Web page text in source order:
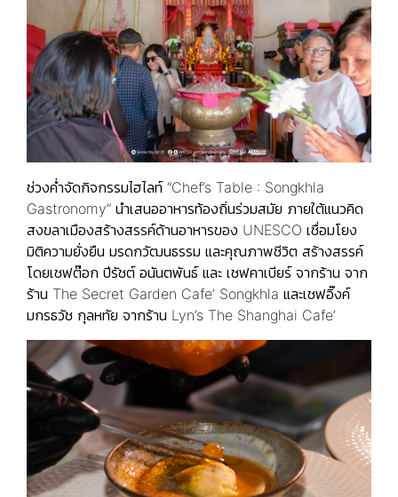
ช่วงค่ำจัดกิจกรรมไฮไลท์ “Chef’s Table : Songkhla
Gastronomy” นำเสนออาหารท้องถิ่นร่วมสมัย ภายใต้แนวคิด
สงขลาเมืองสร้างสรรค์ด้านอาหารของ UNESCO เชื่อมโยง
มิติความยั่งยืน มรดกวัฒนธรรม และคุณภาพชีวิต สร้างสรรค์
โดยเชฟต๊อก ปีรัชต์ อนันตพันธ์ และ เชฟคาเบียร์ จากร้าน จาก
ร้าน The Secret Garden Cafe’ Songkhla และเชฟอิ๊งค์
มกรธวัช กุลหทัย จากร้าน Lyn’s The Shanghai Cafe’